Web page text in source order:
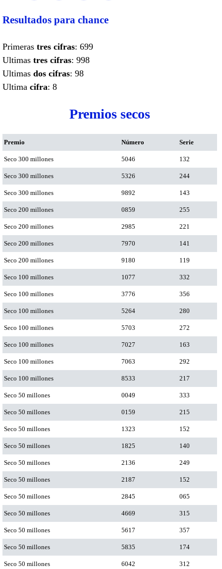
Resultados para chance
Primeras tres cifras: 699
Ultimas tres cifras: 998
Ultimas dos cifras: 98
Ultima cifra: 8
Premios secos
Premio Número Serie
Seco 300 millones 5046 132
Seco 300 millones 5326 244
Seco 300 millones 9892 143
Seco 200 millones 0859 255
Seco 200 millones 2985 221
Seco 200 millones 7970 141
Seco 200 millones 9180 119
Seco 100 millones 1077 332
Seco 100 millones 3776 356
Seco 100 millones 5264 280
Seco 100 millones 5703 272
Seco 100 millones 7027 163
Seco 100 millones 7063 292
Seco 100 millones 8533 217
Seco 50 millones 0049 333
Seco 50 millones 0159 215
Seco 50 millones 1323 152
Seco 50 millones 1825 140
Seco 50 millones 2136 249
Seco 50 millones 2187 152
Seco 50 millones 2845 065
Seco 50 millones 4669 315
Seco 50 millones 5617 357
Seco 50 millones 5835 174
Seco 50 millones 6042 312